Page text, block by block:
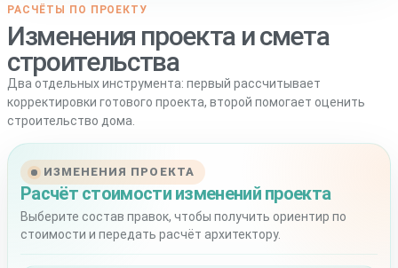
РАСЧЁТЫ ПО ПРОЕКТУ
Изменения проекта и смета
строительства
Два отдельных инструмента: первый рассчитывает
корректировки готового проекта, второй помогает оценить
строительство дома.
ИЗМЕНЕНИЯ ПРОЕКТА
Расчёт стоимости изменений проекта
Выберите состав правок, чтобы получить ориентир по
стоимости и передать расчёт архитектору.